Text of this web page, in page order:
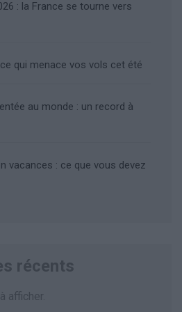
: la France se tourne vers
qui menace vos vols cet été
au monde : un record à
vacances : ce que vous devez
récents
afficher.